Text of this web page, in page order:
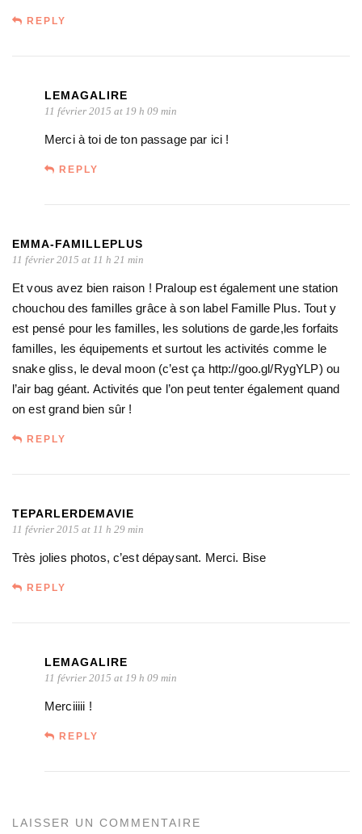
REPLY
LEMAGALIRE
11 février 2015 at 19 h 09 min
Merci à toi de ton passage par ici !
REPLY
EMMA-FAMILLEPLUS
11 février 2015 at 11 h 21 min
Et vous avez bien raison ! Praloup est également une station
chouchou des familles grâce à son label Famille Plus. Tout y
est pensé pour les familles, les solutions de garde,les forfaits
familles, les équipements et surtout les activités comme le
snake gliss, le deval moon (c’est ça http://goo.gl/RygYLP) ou
l’air bag géant. Activités que l’on peut tenter également quand
on est grand bien sûr !
REPLY
TEPARLERDEMAVIE
11 février 2015 at 11 h 29 min
Très jolies photos, c’est dépaysant. Merci. Bise
REPLY
LEMAGALIRE
11 février 2015 at 19 h 09 min
Merciiiii !
REPLY
LAISSER UN COMMENTAIRE